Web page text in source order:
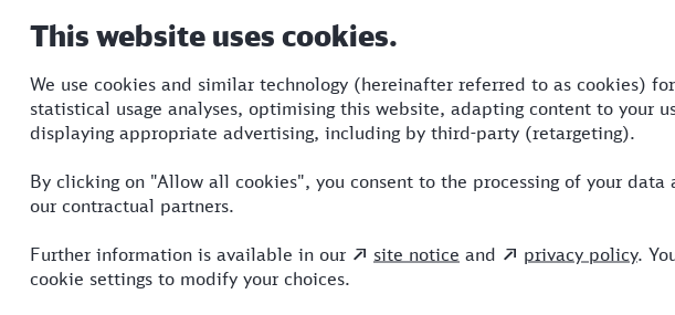
15.08.26
22:16
Saarbrücken Hbf
14:10
7:39 4 RE,VLX,ICE,MRB
Saarbrücken Hbf
13:10 5